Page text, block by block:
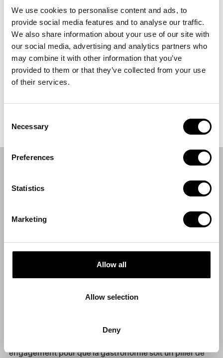
We use cookies to personalise content and ads, to
provide social media features and to analyse our traffic.
We also share information about your use of our site with
our social media, advertising and analytics partners who
may combine it with other information that you’ve
provided to them or that they’ve collected from your use
of their services.
Selection
Necessary
Preferences
Statistics
Marketing
Allow all
Allow selection
Deny
CHEZ NOUS OU CHEZ VOUS
Souhaitez-vous vivre l’essence de
Marroch, ou préférez-vous que nous l’amenions là où
vous le désirez ? Nous nous adaptons à tout espace et à
toute exigence pour donner vie à votre événement,
qu’il s’agisse d’un banquet intime, d’une grande fête ou
mise en scène, notre équipe s’occupe de chaque détail
Nous pensons que la gastronomie doit jouer un rôle
essentiel lors des journées les plus spéciales. C’est
pourquoi nous nous engageons à apporter l’excellence
d’
cuisine qui mêle tradition et innovation, avec des
engagement pour que la gastronomie soit un pilier de